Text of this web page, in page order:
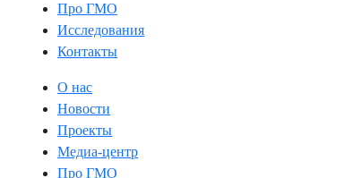
Про ГМО
Исследования
Контакты
О нас
Новости
Проекты
Медиа-центр
Про ГМО